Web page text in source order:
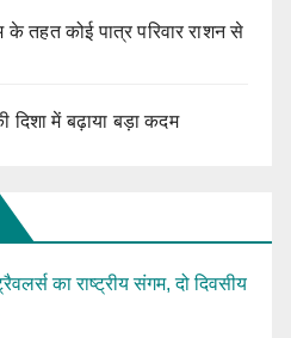
के तहत कोई पात्र परिवार राशन से
दिशा में बढ़ाया बड़ा कदम
का राष्ट्रीय संगम, दो दिवसीय